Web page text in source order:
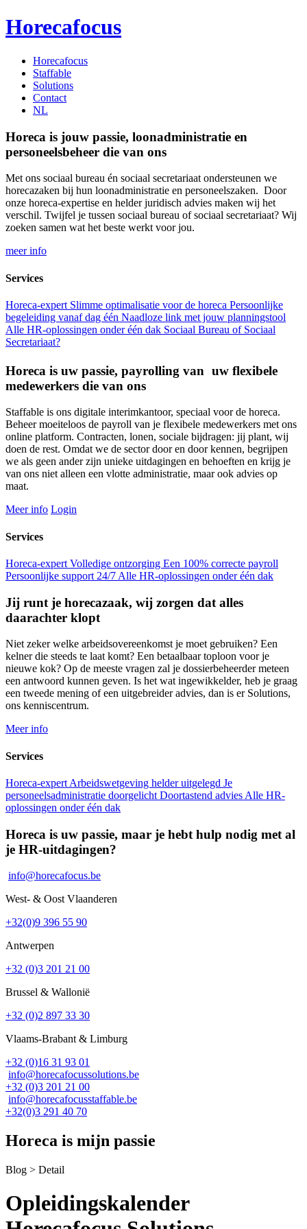
Horecafocus
Horecafocus
Staffable
Solutions
Contact
NL
Horeca is jouw passie, loonadministratie en
personeelsbeheer die van ons
Met ons sociaal bureau én sociaal secretariaat ondersteunen we
horecazaken bij hun loonadministratie en personeelszaken. Door
onze horeca-expertise en helder juridisch advies maken wij het
verschil. Twijfel je tussen sociaal bureau of sociaal secretariaat? Wij
zoeken samen wat het beste werkt voor jou.
meer info
Services
Horeca-expert Slimme optimalisatie voor de horeca Persoonlijke
begeleiding vanaf dag één Naadloze link met jouw planningstool
Alle HR-oplossingen onder één dak Sociaal Bureau of Sociaal
Secretariaat?
Horeca is uw passie, payrolling van uw flexibele
medewerkers die van ons
Staffable is ons digitale interimkantoor, speciaal voor de horeca.
Beheer moeiteloos de payroll van je flexibele medewerkers met ons
online platform. Contracten, lonen, sociale bijdragen: jij plant, wij
doen de rest. Omdat we de sector door en door kennen, begrijpen
we als geen ander zijn unieke uitdagingen en behoeften en krijg je
van ons niet alleen een vlotte administratie, maar ook advies op
maat.
Meer info Login
Services
Horeca-expert Volledige ontzorging Een 100% correcte payroll
Persoonlijke support 24/7 Alle HR-oplossingen onder één dak
Jij runt je horecazaak, wij zorgen dat alles
daarachter klopt
Niet zeker welke arbeidsovereenkomst je moet gebruiken? Een
kelner die steeds te laat komt? Een betaalbaar toploon voor je
nieuwe kok? Op de meeste vragen zal je dossierbeheerder meteen
een antwoord kunnen geven. Is het wat ingewikkelder, heb je graag
een tweede mening of een uitgebreider advies, dan is er Solutions,
ons kenniscentrum.
Meer info
Services
Horeca-expert Arbeidswetgeving helder uitgelegd Je
personeelsadministratie doorgelicht Doortastend advies Alle HR-
oplossingen onder één dak
Horeca is uw passie, maar je hebt hulp nodig met al
je HR-uitdagingen?
info@horecafocus.be
West- & Oost Vlaanderen
+32(0)9 396 55 90
Antwerpen
+32 (0)3 201 21 00
Brussel & Wallonië
+32 (0)2 897 33 30
Vlaams-Brabant & Limburg
+32 (0)16 31 93 01
info@horecafocussolutions.be
+32 (0)3 201 21 00
info@horecafocusstaffable.be
+32(0)3 291 40 70
Horeca is mijn passie
Blog > Detail
Opleidingskalender